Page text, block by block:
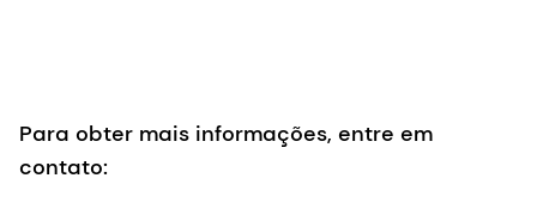
Para obter mais informações, entre em
contato: